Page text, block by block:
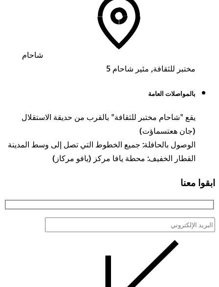
شاحام
مختبر للثقافة, مئير شاحام 5
بالمواصلات العامة
يقع "شاحام مختبر للثقافة" بالقرب من حديقة الاستقلال
(جان هعتسماؤت)
الوصول بالحافلة: جميع الخطوط التي تصل إلى وسط المدينة
القطار الخفيف: محطة يافا مركز (يافو مركاز)
ابقوا معنا
البريد